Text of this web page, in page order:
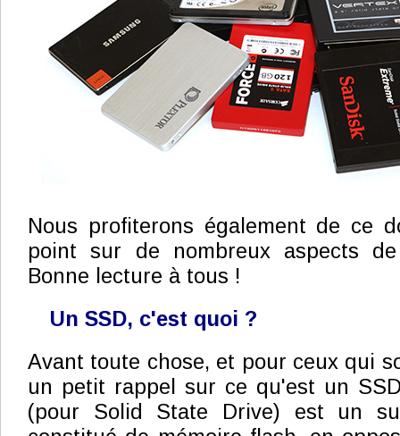
Nous profiterons également de ce
point sur de nombreux aspects
Bonne lecture à tous !
Un SSD, c'est quoi ?
Avant toute chose, et pour ceux qui
un petit rappel sur ce qu'est un
(pour Solid State Drive) est un